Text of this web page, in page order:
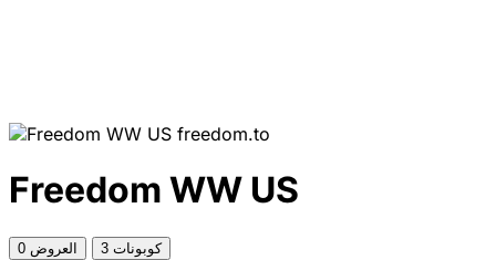
freedom.to
Freedom WW US
0 العروض 3 كوبونات